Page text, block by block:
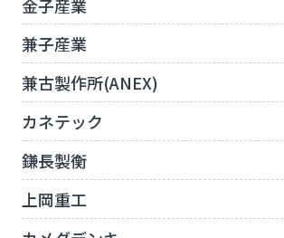
金子産業
兼子産業
兼古製作所(ANEX)
カネテック
鎌長製衡
上岡重工